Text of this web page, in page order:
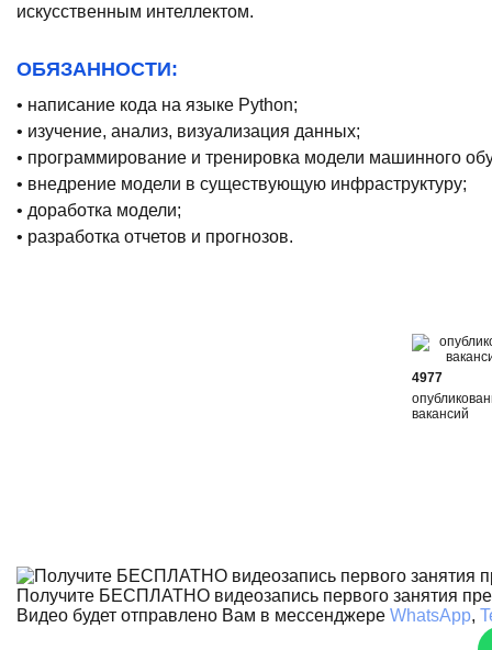
искусственным интеллектом.
ОБЯЗАННОСТИ:
• написание кода на языке Python;
• изучение, анализ, визуализация данных;
• программирование и тренировка модели машинного
• внедрение модели в существующую инфраструктуру;
• доработка модели;
• разработка отчетов и прогнозов.
4977
вакансий
Получите БЕСПЛАТНО видеозапись первого занятия
Видео будет отправлено Вам в мессенджере WhatsApp,